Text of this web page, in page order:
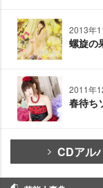
2013年
螺旋の
2011年
春待ち
CDアル